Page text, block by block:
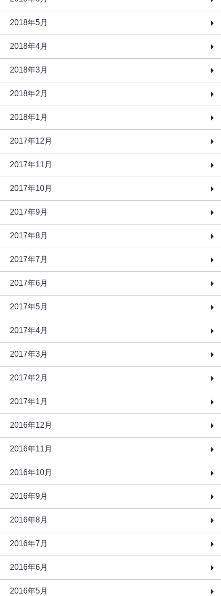
2018年5月
2018年4月
2018年3月
2018年2月
2018年1月
2017年12月
2017年11月
2017年10月
2017年9月
2017年8月
2017年7月
2017年6月
2017年5月
2017年4月
2017年3月
2017年2月
2017年1月
2016年12月
2016年11月
2016年10月
2016年9月
2016年8月
2016年7月
2016年6月
2016年5月